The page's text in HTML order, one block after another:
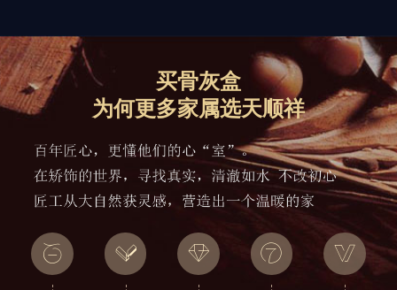
买骨灰盒
为何更多家属选天顺祥